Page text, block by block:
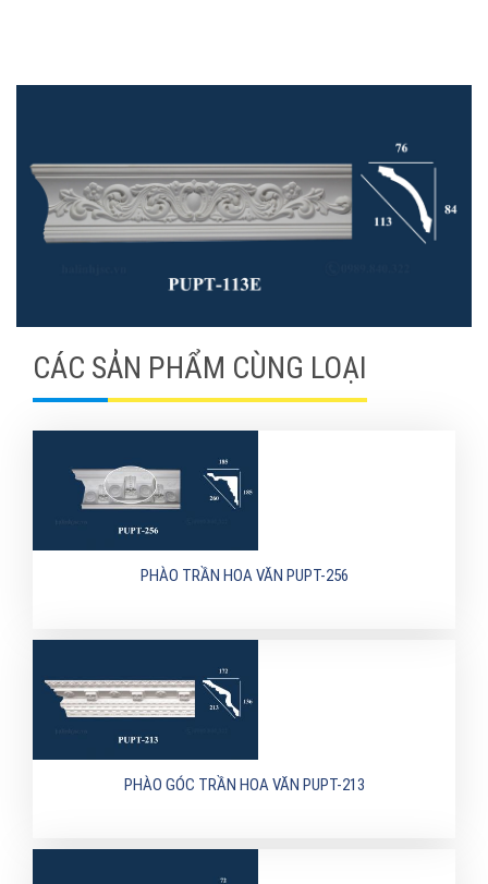
CÁC SẢN PHẨM CÙNG LOẠI
PHÀO TRẦN HOA VĂN PUPT-256
PHÀO GÓC TRẦN HOA VĂN PUPT-213